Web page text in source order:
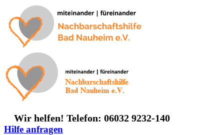
Inhalt
springen
Wir helfen! Telefon: 06032 9232-140
Hilfe anfragen